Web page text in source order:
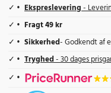
Ekspreslevering-
Fragt 49 kr
Sikkerhed- Godkendt af
Tryghed- 30 dages